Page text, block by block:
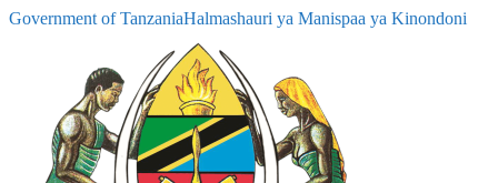
Government of TanzaniaHalmashauri ya Manispaa ya Kinondoni